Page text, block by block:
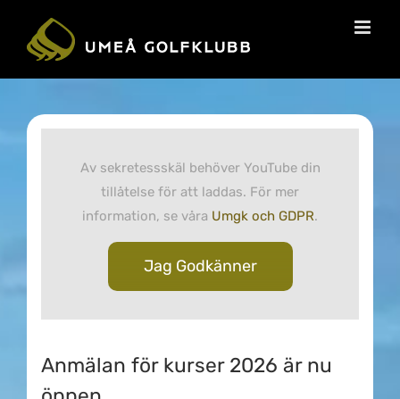
Av sekretessskäl behöver YouTube din
tillåtelse för att laddas. För mer
information, se våra Umgk och GDPR.
Jag Godkänner
Anmälan för kurser 2026 är nu